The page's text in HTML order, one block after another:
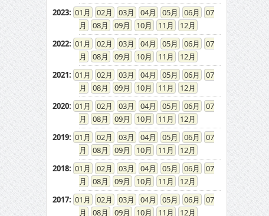
2023: 01 02 03 04 05 06
07
08
09 10 11
12
2022: 01 02 03 04 05 06
07
08
09 10 11
12
2021: 01 02 03 04 05 06
07
08
09 10 11
12
2020: 01 02 03 04 05 06
07
08
09 10 11
12
2019: 01 02 03 04 05 06
07
08
09 10 11
12
2018: 01 02 03 04 05 06
07
08
09 10 11
12
2017: 01 02 03 04 05 06
07
08
09 10 11
12